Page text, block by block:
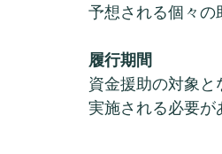
予想される個々
履行期間
資金援助の対象
実施される必要が